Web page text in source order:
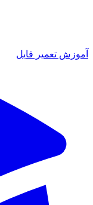
تعمیر فایل